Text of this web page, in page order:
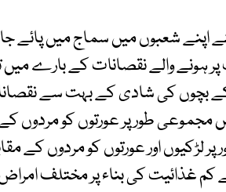
اپنے شعبوں میں سماج میں پائے
والے نقصانات کے بارے میں
18 سال سے کم عمر کے بچوں کی شادی کے بہت سے
طور پر عورتوں کو مردوں کے
اور عورتوں کو مردوں کے
کم غذائیت کی بناء پر مختلف